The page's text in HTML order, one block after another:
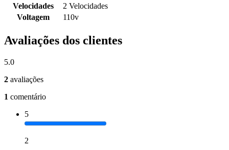
Velocidades
2 Velocidades
Voltagem
110v
Avaliações dos clientes
5.0
2 avaliações
1 comentário
5
2